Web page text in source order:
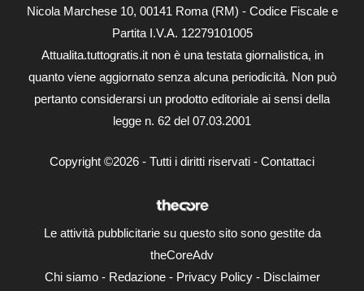
Nicola Marchese 10, 00141 Roma (RM) - Codice Fiscale e
Partita I.V.A. 12279101005
Attualita.tuttogratis.it non è una testata giornalistica, in
quanto viene aggiornato senza alcuna periodicità. Non può
pertanto considerarsi un prodotto editoriale ai sensi della
legge n. 62 del 07.03.2001
Copyright ©2026 - Tutti i diritti riservati - Contattaci
Le attività pubblicitarie su questo sito sono gestite da
theCoreAdv
Chi siamo- Redazione- Privacy Policy- Disclaimer